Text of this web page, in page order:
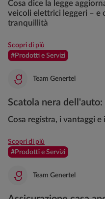
Cosa dice la legge
veicoli elettrici leggeri – e
tranquillità
Scopri di più
#Prodotti e Servizi
Team Genertel
Scatola nera
Cosa registra, i vantaggi
Scopri di più
#Prodotti e Servizi
Team Genertel